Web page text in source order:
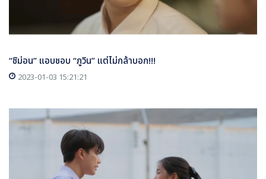
“ชิม่อน” แอบชอบ “ภูวิน” แต่ไม่กล้าบอก!!!
2023-01-03 15:21:21